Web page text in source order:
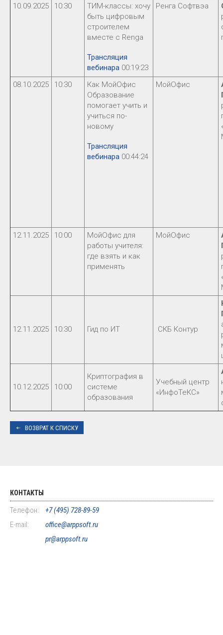
10.09.2025 10:30
ТИМ-классы: хочу
быть цифровым
строителем
вместе с Renga
Трансляция
вебинара 00:19:23
Ренга Софтвэа
08.10.2025 10:30
Как МойОфис
Образование
помогает учить и
учиться по-
новому
Трансляция
вебинара 00:44:24
МойОфис
12.11.2025 10:00
МойОфис для
работы учителя:
где взять и как
применять
МойОфис
12.11.2025 10:30 Гид по ИТ СКБ Контур
10.12.2025 10:00
Криптография в
системе
образования
Учебный центр
«ИнфоТеКС»
ВОЗВРАТ К СПИСКУ
КОНТАКТЫ
Телефон:
+7 (495) 728-89-59
E-mail:
office@arppsoft.ru
pr@arppsoft.ru